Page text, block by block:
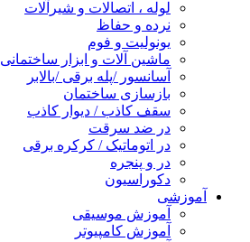
لوله ، اتصالات و شیرآلات
نرده و حفاظ
یونولیت و فوم
ماشین آلات و ابزار ساختمانی
آسانسور /پله برقی /بالابر
بازسازی ساختمان
سقف کاذب / دیوار کاذب
در ضد سرقت
در اتوماتیک / کرکره برقی
در و پنجره
دکوراسیون
آموزشی
آموزش موسیقی
آموزش کامپیوتر